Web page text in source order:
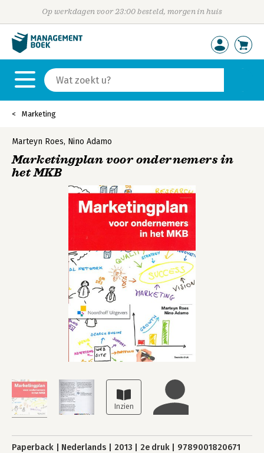
Op werkdagen voor 23:00 besteld, morgen in huis
Marketing
Marteyn Roes, Nino Adamo
Marketingplan voor ondernemers in
het MKB
Paperback Nederlands 2013 2e druk 9789001820671